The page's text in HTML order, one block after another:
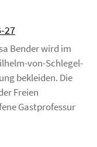
27
Bender wird im
von-Schlegel-
bekleiden. Die
Freien
Gastprofessur